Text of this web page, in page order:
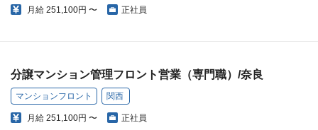
月給 251,100円 〜 正社員
分譲マンション管理フロント営業（専門職）/奈良
マンションフロント 関西
月給 251,100円 〜 正社員